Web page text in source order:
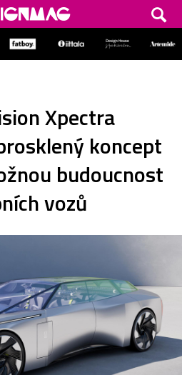
Xpectra
koncept
budoucnost
vozů